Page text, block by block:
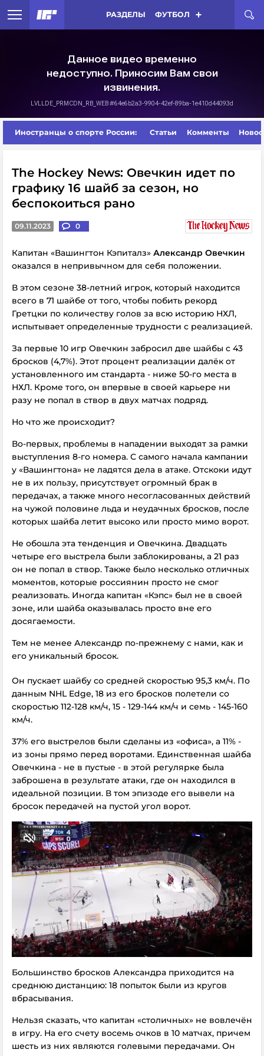
РАЗДЕЛЫ ФУТБОЛ
Иностранцы о спорте России: Статьи Комменты
The Hockey News: Овечкин идет по
графику 16 шайб за сезон, но
беспокоиться рано
09.11.2023 0
Капитан «Вашингтон Кэпиталз» Александр Овечкин
оказался в непривычном для себя положении.
В этом сезоне 38-летний игрок, который находится
всего в 71 шайбе от того, чтобы побить рекорд
Гретцки по количеству голов за всю историю НХЛ,
испытывает определенные трудности с реализацией.
За первые 10 игр Овечкин забросил две шайбы с 43
бросков (4,7%). Этот процент реализации далёк от
установленного им стандарта - ниже 50-го места в
НХЛ. Кроме того, он впервые в своей карьере ни
разу не попал в створ в двух матчах подряд.
Но что же происходит?
Во-первых, проблемы в нападении выходят за рамки
выступления 8-го номера. С самого начала кампании
у «Вашингтона» не ладятся дела в атаке. Отскоки идут
не в их пользу, присутствует огромный брак в
передачах, а также много несогласованных действий
на чужой половине льда и неудачных бросков, после
которых шайба летит высоко или просто мимо ворот.
Не обошла эта тенденция и Овечкина. Двадцать
четыре его выстрела были заблокированы, а 21 раз
он не попал в створ. Также было несколько отличных
моментов, которые россиянин просто не смог
реализовать. Иногда капитан «Кэпс» был не в своей
зоне, или шайба оказывалась просто вне его
досягаемости.
Тем не менее Александр по-прежнему с нами, как и
его уникальный бросок.
Он пускает шайбу со средней скоростью 95,3 км/ч. По
данным NHL Edge, 18 из его бросков полетели со
скоростью 112-128 км/ч, 15 - 129-144 км/ч и семь - 145-160
км/ч.
37% его выстрелов были сделаны из «офиса», а 11% -
из зоны прямо перед воротами. Единственная шайба
Овечкина - не в пустые - в этой регулярке была
заброшена в результате атаки, где он находился в
идеальной позиции. В том эпизоде его вывели на
бросок передачей на пустой угол ворот.
Большинство бросков Александра приходится на
среднюю дистанцию: 18 попыток были из кругов
вбрасывания.
Нельзя сказать, что капитан «столичных» не вовлечён
в игру. На его счету восемь очков в 10 матчах, причем
шесть из них являются голевыми передачами. Он